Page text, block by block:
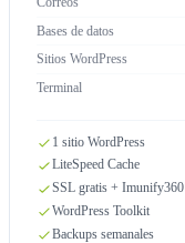
Bases de datos
Sitios WordPress
Terminal
1 sitio WordPress
LiteSpeed Cache
SSL gratis + Imunify360
WordPress Toolkit
Backups semanales